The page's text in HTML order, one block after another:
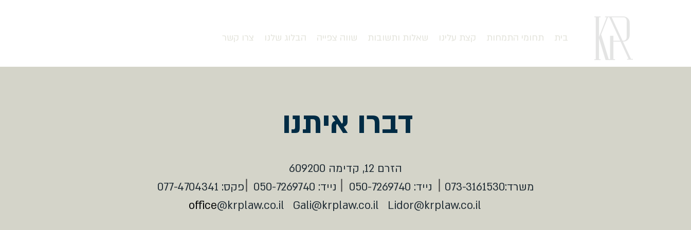
בית תחומי התמחות קצת עלינו שאלות ותשובות שווה צפייה הבלוג שלנו צרו קשר
דברו איתנו
הזרם 12, קדימה 609200
משרד:073-3161530 נייד:
050-7269740 נייד: 050-7269740 פקס: 077-4704341
office@krplaw.co.il Gali@krplaw.co.il Lidor@krplaw.co.il